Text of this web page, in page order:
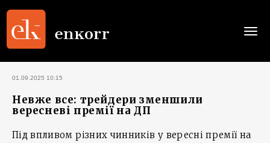
01.09.2025 10:15
Невже все: трейдери зменшили
вересневі премії на ДП
Під впливом різних чинників у вересні премії на